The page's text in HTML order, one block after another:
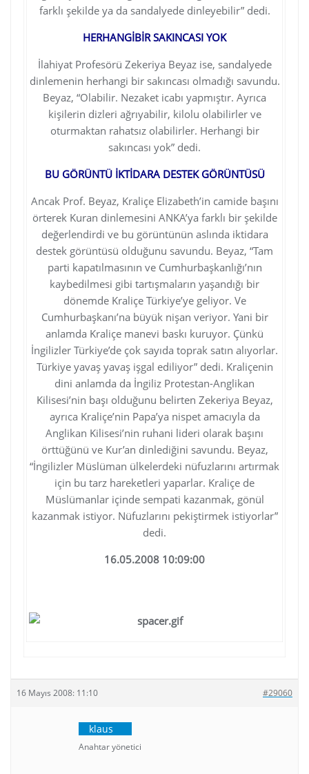
farklı şekilde ya da sandalyede dinleyebilir” dedi.
HERHANGİBİR SAKINCASI YOK
İlahiyat Profesörü Zekeriya Beyaz ise, sandalyede
dinlemenin herhangi bir sakıncası olmadığı savundu.
Beyaz, “Olabilir. Nezaket icabı yapmıştır. Ayrıca
kişilerin dizleri ağrıyabilir, kilolu olabilirler ve
oturmaktan rahatsız olabilirler. Herhangi bir
sakıncası yok” dedi.
BU GÖRÜNTÜ İKTİDARA DESTEK GÖRÜNTÜSÜ
Ancak Prof. Beyaz, Kraliçe Elizabeth’in camide başını
örterek Kuran dinlemesini ANKA’ya farklı bir şekilde
değerlendirdi ve bu görüntünün aslında iktidara
destek görüntüsü olduğunu savundu. Beyaz, “Tam
parti kapatılmasının ve Cumhurbaşkanlığı’nın
kaybedilmesi gibi tartışmaların yaşandığı bir
dönemde Kraliçe Türkiye’ye geliyor. Ve
Cumhurbaşkanı’na büyük nişan veriyor. Yani bir
anlamda Kraliçe manevi baskı kuruyor. Çünkü
İngilizler Türkiye’de çok sayıda toprak satın alıyorlar.
Türkiye yavaş yavaş işgal ediliyor” dedi. Kraliçenin
dini anlamda da İngiliz Protestan-Anglikan
Kilisesi’nin başı olduğunu belirten Zekeriya Beyaz,
ayrıca Kraliçe’nin Papa’ya nispet amacıyla da
Anglikan Kilisesi’nin ruhani lideri olarak başını
örttüğünü ve Kur’an dinlediğini savundu. Beyaz,
“İngilizler Müslüman ülkelerdeki nüfuzlarını artırmak
için bu tarz hareketleri yaparlar. Kraliçe de
Müslümanlar içinde sempati kazanmak, gönül
kazanmak istiyor. Nüfuzlarını pekiştirmek istiyorlar”
dedi.
16.05.2008 10:09:00
16 Mayıs 2008: 11:10 #29060
klaus
Anahtar yönetici